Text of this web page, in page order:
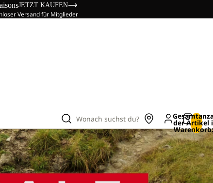
JETZT KAUFEN
Versand für Mitglieder
Wonach suchst du? der Artikel